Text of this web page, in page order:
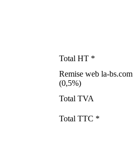
Total HT *
Remise web la-bs.com
(0,5%)
Total TVA
Total TTC *